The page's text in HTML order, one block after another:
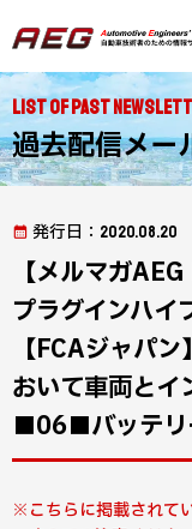
List of Past
過去配信メー
発行日 ：2020.08.20
【メルマガ
プラグインハイ
【FCAジャパ
おいて車両とイ
■06■バッテリ
こちらに掲載されて